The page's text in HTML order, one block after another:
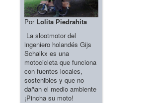
Por Lolita Piedrahita
La slootmotor del
ingeniero holandés Gijs
Schalkx es una
motocicleta que funciona
con fuentes locales,
sostenibles y que no
dañan el medio ambiente
¡Pincha su moto!